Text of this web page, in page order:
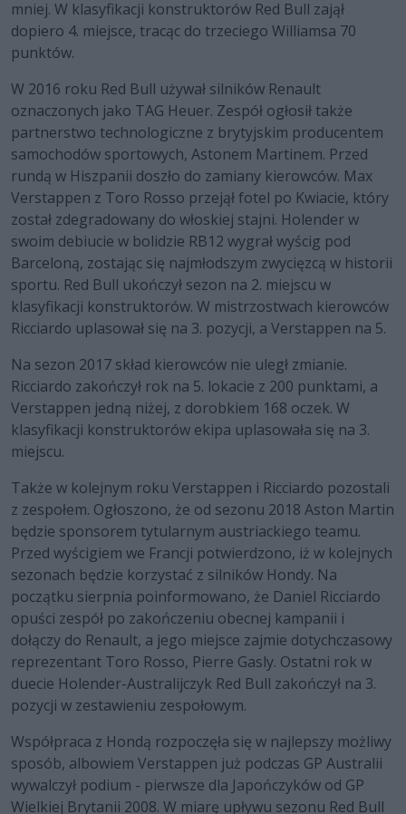
mniej. W klasyfikacji konstruktorów Red Bull zajął
dopiero 4. miejsce, tracąc do trzeciego Williamsa 70
punktów.
W 2016 roku Red Bull używał silników Renault
oznaczonych jako TAG Heuer. Zespół ogłosił także
partnerstwo technologiczne z brytyjskim producentem
samochodów sportowych, Astonem Martinem. Przed
rundą w Hiszpanii doszło do zamiany kierowców. Max
Verstappen z Toro Rosso przejął fotel po Kwiacie, który
został zdegradowany do włoskiej stajni. Holender w
swoim debiucie w bolidzie RB12 wygrał wyścig pod
Barceloną, zostając się najmłodszym zwycięzcą w historii
sportu. Red Bull ukończył sezon na 2. miejscu w
klasyfikacji konstruktorów. W mistrzostwach kierowców
Ricciardo uplasował się na 3. pozycji, a Verstappen na 5.
Na sezon 2017 skład kierowców nie uległ zmianie.
Ricciardo zakończył rok na 5. lokacie z 200 punktami, a
Verstappen jedną niżej, z dorobkiem 168 oczek. W
klasyfikacji konstruktorów ekipa uplasowała się na 3.
miejscu.
Także w kolejnym roku Verstappen i Ricciardo pozostali
z zespołem. Ogłoszono, że od sezonu 2018 Aston Martin
będzie sponsorem tytularnym austriackiego teamu.
Przed wyścigiem we Francji potwierdzono, iż w kolejnych
sezonach będzie korzystać z silników Hondy. Na
początku sierpnia poinformowano, że Daniel Ricciardo
opuści zespół po zakończeniu obecnej kampanii i
dołączy do Renault, a jego miejsce zajmie dotychczasowy
reprezentant Toro Rosso, Pierre Gasly. Ostatni rok w
duecie Holender-Australijczyk Red Bull zakończył na 3.
pozycji w zestawieniu zespołowym.
Współpraca z Hondą rozpoczęła się w najlepszy możliwy
sposób, albowiem Verstappen już podczas GP Australii
wywalczył podium - pierwsze dla Japończyków od GP
Wielkiej Brytanii 2008. W miarę upływu sezonu Red Bull